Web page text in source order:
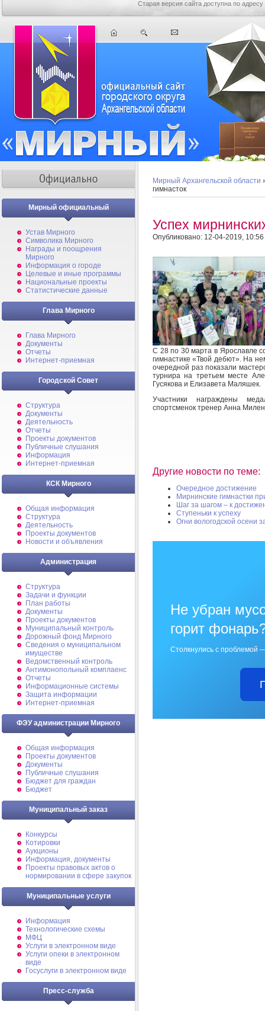
Старая версия сайта доступна по адресу
Мирный официальный
Устав Мирного
Символика Мирного
Награды и поощрения
Мирного
Информация о городе
Целевые и иные программы
Национальные проекты
Статистические данные
Глава Мирного
Глава Мирного
Документы
Отчеты
Интернет-приемная
Городской Совет
Структура
Документы
Деятельность
Отчеты
Проекты документов
Публичные слушания
Информация
Интернет-приемная
КСК Мирного
Общая информация
Структура
Деятельность
Проекты документов
Новости и объявления
Администрация
Структура
Задачи и функции
План работы
Документы
Проекты документов
Муниципальный контроль
Дорожный фонд Мирного
Cведения о муниципальном
имуществе
Ведомственный контроль
Антимонопольный комплаенс
Отчеты
Информационные системы
Защита информации
Интернет-приемная
ФЭУ администрации Мирного
Общая информация
Проекты документов
Документы
Публичные слушания
Бюджет для граждан
Бюджет
Муниципальный заказ
Конкурсы
Котировки
Аукционы
Информация, документы
Проекты правовых актов о
нормировании в сфере закупок
Муниципальные услуги
Информация
Технологические схемы
МФЦ
Услуги в электронном виде
Услуги опеки в электронном
виде
Госуслуги в электронном виде
Пресс-служба
Мирный Архангельской области
гимнасток
Успех
Опубликовано: 12-04-2019, 10:56
С 28 по 30 марта в Ярославле
гимнастике «Твой дебют». На
очередной раз показали
турнира на третьем месте
Гусякова и Елизавета Маляшек.
Участники награждены
спортсменок тренер Анна
Другие новости по теме:
Очередное достижение
Мирнинские гимнастки
Шаг за шагом – к
Ступеньки к успеху
Огни вологодской осени
Не убран
горит
Столкнулись с проблемой